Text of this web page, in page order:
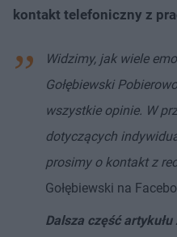
kontakt telefoniczny z
Widzimy, jak wiele
Gołębiewski
wszystkie opinie. W
dotyczących
prosimy o kontakt z
Gołębiewski na
Dalsza część